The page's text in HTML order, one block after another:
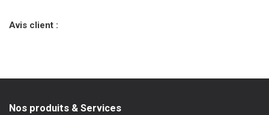
Avis client :
Nos produits & Services